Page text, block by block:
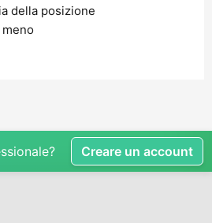
della posizione
Creare un account